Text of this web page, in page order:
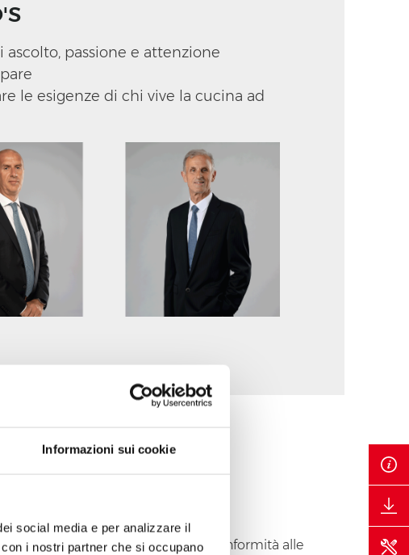
Informazioni sui cookie
social media e per analizzare il
i nostri partner che si occupano
ascolto, passione e attenzione
le esigenze di chi vive la cucina ad
Garantiamo la piena conformità alle